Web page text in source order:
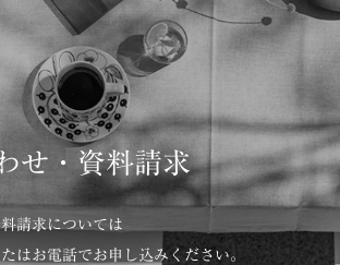
せ・資料請求
請求については
はお電話でお申し込みください。